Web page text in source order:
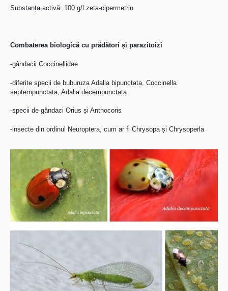
Substanța activă: 100 g/l zeta-cipermetrin
Combaterea biologică cu prădători și parazitoizi
-gândacii Coccinellidae
-diferite specii de buburuza Adalia bipunctata, Coccinella
septempunctata, Adalia decempunctata
-specii de gândaci Orius și Anthocoris
-insecte din ordinul Neuroptera, cum ar fi Chrysopa și Chrysoperla